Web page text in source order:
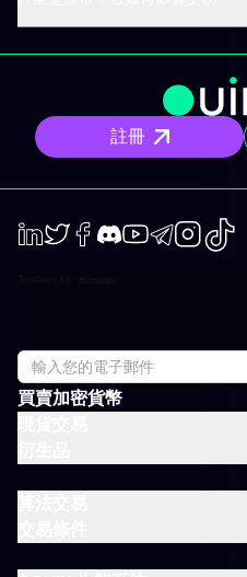
註冊
買賣加密貨幣
Telegram
Instagram